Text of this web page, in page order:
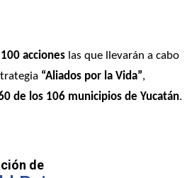
acciones las que llevarán a cabo
“Aliados por la Vida”,
de los 106 municipios de Yucatán.
de